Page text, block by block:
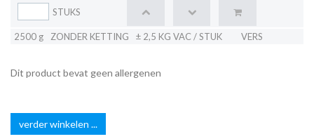
STUKS
2500 g ZONDER KETTING ± 2,5 KG VAC / STUK VERS
Dit product bevat geen allergenen
verder winkelen ...